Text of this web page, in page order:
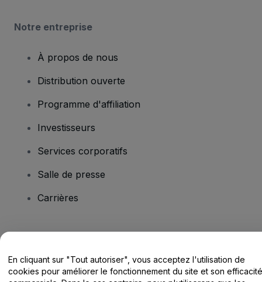
Notre entreprise
À propos de nous
Distribution ouverte
Programme d'affiliation
Investisseurs
Services corporatifs
Salle de presse
Carrières
Centre d'assistance / Nous contacter
En cliquant sur "Tout autoriser", vous acceptez l'utilisation de
cookies pour améliorer le fonctionnement du site et son efficacité